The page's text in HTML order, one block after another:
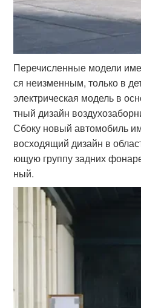
Перечисленные модели
ся неизменным, только в
электрическая модель в
тный дизайн
Сбоку новый автомобиль
восходящий дизайн в
ющую группу задних
ный.